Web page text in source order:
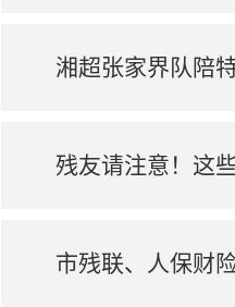
湘超张家界队陪
残友请注意！这